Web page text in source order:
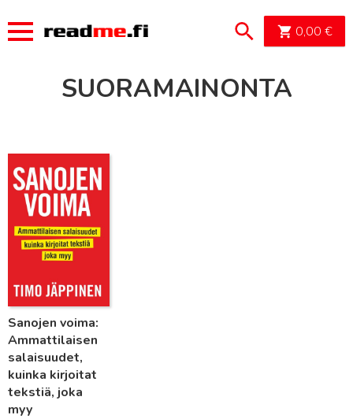
0,00 €
SUORAMAINONTA
Sanojen voima:
Ammattilaisen
salaisuudet,
kuinka kirjoitat
tekstiä, joka
myy